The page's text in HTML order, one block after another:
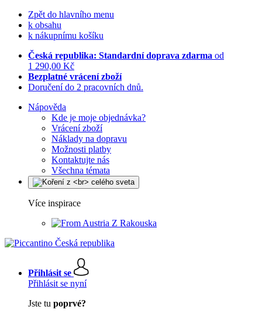
Zpět do hlavního menu
k obsahu
k nákupnímu košíku
Česká republika: Standardní doprava zdarma od
1 290,00 Kč
Bezplatné vrácení zboží
Doručení do 2 pracovních dnů.
Nápověda
Kde je moje objednávka?
Vrácení zboží
Náklady na dopravu
Možnosti platby
Kontaktujte nás
Všechna témata
Více inspirace
Z Rakouska
Přihlásit se
Přihlásit se nyní
Jste tu poprvé?